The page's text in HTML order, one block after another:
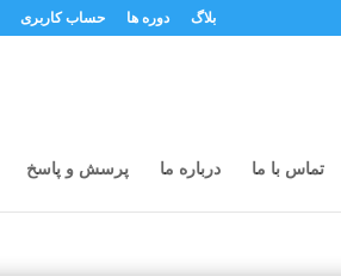
بلاگ دوره ها حساب کاربری
تماس با ما درباره ما پرسش و پاسخ